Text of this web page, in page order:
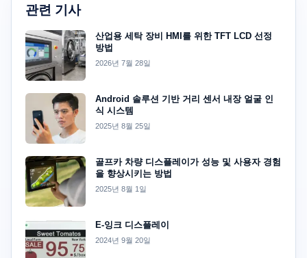
관련 기사
산업용 세탁 장비 HMI를 위한 TFT LCD 선정
방법
2026년 7월 28일
Android 솔루션 기반 거리 센서 내장 얼굴 인
식 시스템
2025년 8월 25일
골프카 차량 디스플레이가 성능 및 사용자 경험
을 향상시키는 방법
2025년 8월 1일
E-잉크 디스플레이
2024년 9월 20일